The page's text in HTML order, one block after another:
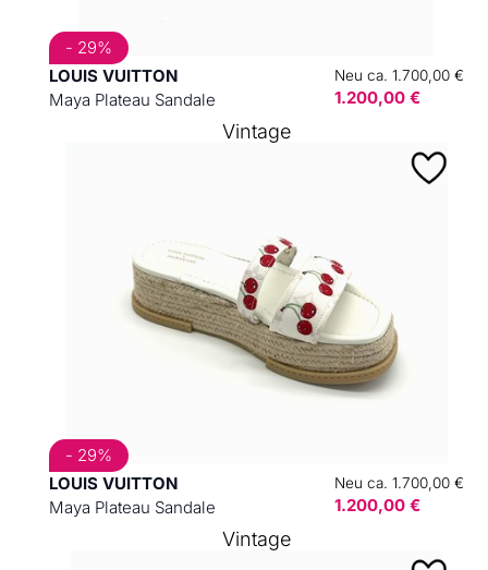
LOUIS VUITTON
Maya Plateau Sandale
Neu ca. 1.700,00 €
1.200,00 €
- 29%
LOUIS VUITTON
Maya Plateau Sandale
Neu ca. 1.700,00 €
1.200,00 €
- 29%
Vintage
Vintage